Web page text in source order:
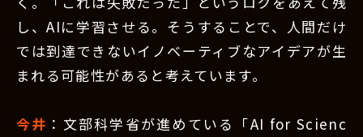
し、AIに学習させる。そうすることで、人間だけ
では到達できないイノベーティブなアイデアが生
まれる可能性があると考えています。
今井 ：文部科学省が進めている「AI for Scienc